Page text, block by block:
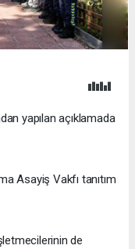
yapılan açıklamada
Asayiş Vakfı tanıtım
de